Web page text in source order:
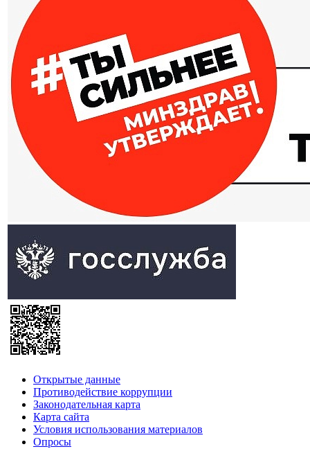
Открытые данные
Противодействие коррупции
Законодательная карта
Карта сайта
Условия использования материалов
Опросы